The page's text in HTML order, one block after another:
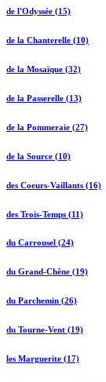
de l'Odyssée (15)
de la Chanterelle (10)
de la Mosaïque (32)
de la Passerelle (13)
de la Pommeraie (27)
de la Source (10)
des Coeurs-Vaillants (16)
des Trois-Temps (11)
du Carrousel (24)
du Grand-Chêne (19)
du Parchemin (26)
du Tourne-Vent (19)
les Marguerite (17)